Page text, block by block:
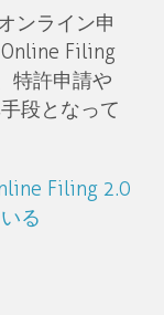
ンライン申
Filing
特許申請や
段となって
Filing 2.0
る